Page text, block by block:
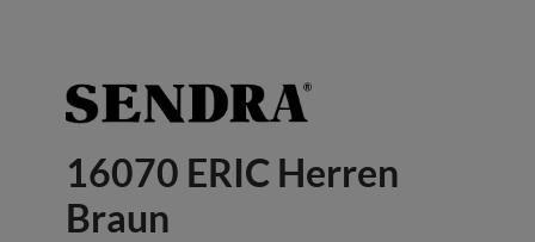
16070 ERIC Herren
Braun